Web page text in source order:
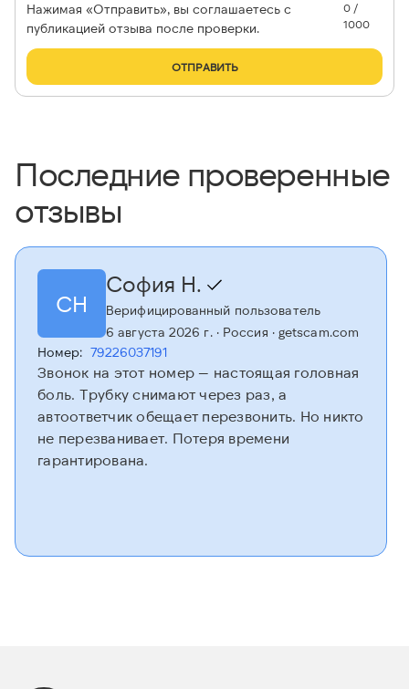
Нажимая «Отправить», вы соглашаетесь с
публикацией отзыва после проверки.
0 /
1000
ОТПРАВИТЬ
Последние проверенные
отзывы
СН
София Н.
Верифицированный пользователь
6 августа 2026 г.· Россия · getscam.com
Номер: 79226037191
Звонок на этот номер — настоящая головная
боль. Трубку снимают через раз, а
автоответчик обещает перезвонить. Но никто
не перезванивает. Потеря времени
гарантирована.